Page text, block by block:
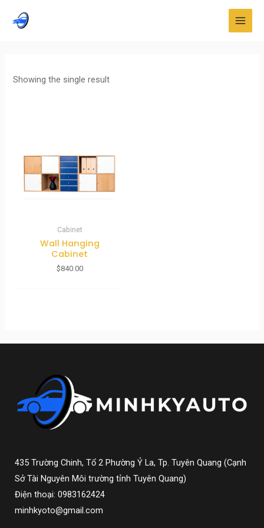
Showing the single result
Cabinet
Wall Hanging
Cabinet
$840.00
435 Trường Chinh, Tổ 2 Phường Ỷ La, Tp. Tuyên Quang (Cạnh
Sở Tài Nguyên Môi trường tỉnh Tuyên Quang)
Điện thoại: 0983162424
minhkyoto@gmail.com